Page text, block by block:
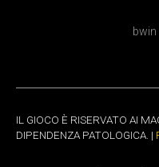
bwin
IL GIOCO È RISERVATO AI
DIPENDENZA PATOLOGICA. |